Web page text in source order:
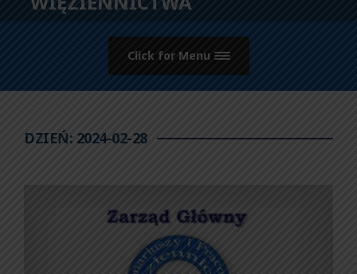
Click for Menu
DZIEŃ: 2024-02-28